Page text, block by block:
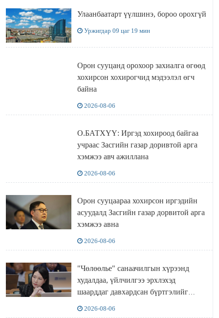
Улаанбаатарт үүлшинэ, бороо орохгүй
Уржигдар 09 цаг 19 мин
Орон сууцанд орохоор захиалга өгөөд
хохирсон хохирогчид мэдээлэл өгч
байна
2026-08-06
О.БАТХҮҮ: Иргэд хохироод байгаа
учраас Засгийн газар доривтой арга
хэмжээ авч ажиллана
2026-08-06
Орон сууцаараа хохирсон иргэдийн
асуудалд Засгийн газар дорвитой арга
хэмжээ авна
2026-08-06
"Чөлөөлье" санаачилгын хүрээнд
худалдаа, үйлчилгээ эрхлэхэд
шаарддаг давхардсан бүртгэлийг
2026-08-06